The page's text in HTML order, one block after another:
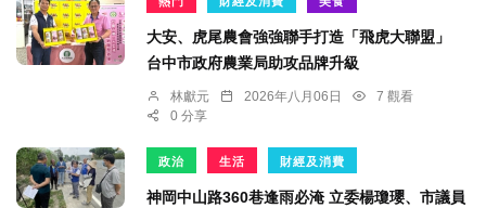
大安、虎尾農會強強聯手打造「飛虎大聯盟」
台中市政府農業局助攻品牌升級
林獻元 2026年八月06日
7 觀看
0 分享
政治 生活 財經及消費
神岡中山路360巷逢雨必淹 立委楊瓊瓔、市議員